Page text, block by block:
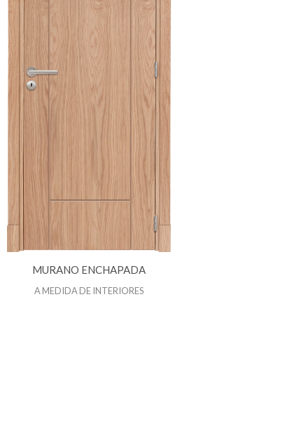
MURANO ENCHAPADA
A MEDIDA DE INTERIORES